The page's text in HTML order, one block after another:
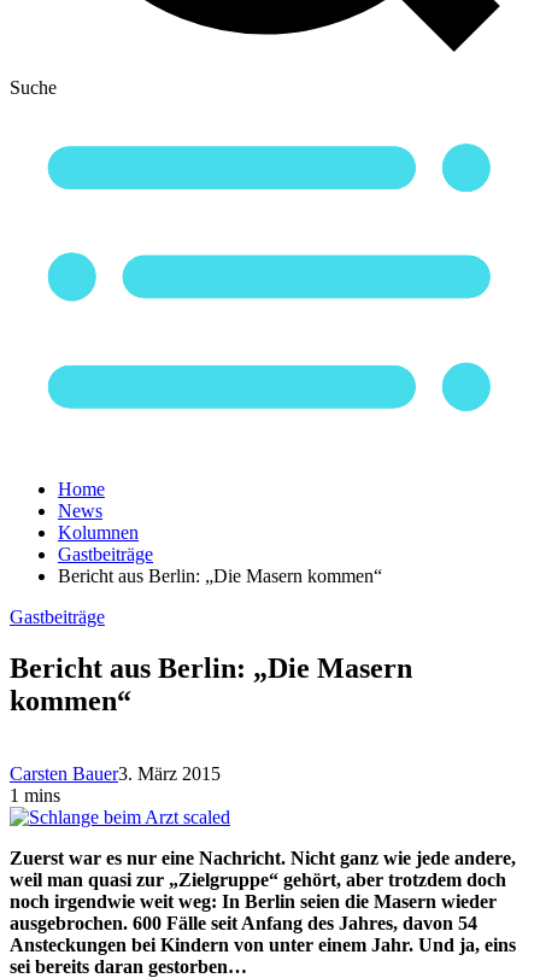
Suche
Home
News
Kolumnen
Gastbeiträge
Bericht aus Berlin: „Die Masern kommen“
Gastbeiträge
Bericht aus Berlin: „Die Masern
kommen“
Carsten Bauer3. März 2015
1 mins
Zuerst war es nur eine Nachricht. Nicht ganz wie jede andere,
weil man quasi zur „Zielgruppe“ gehört, aber trotzdem doch
noch irgendwie weit weg: In Berlin seien die Masern wieder
ausgebrochen. 600 Fälle seit Anfang des Jahres, davon 54
Ansteckungen bei Kindern von unter einem Jahr. Und ja, eins
sei bereits daran gestorben…